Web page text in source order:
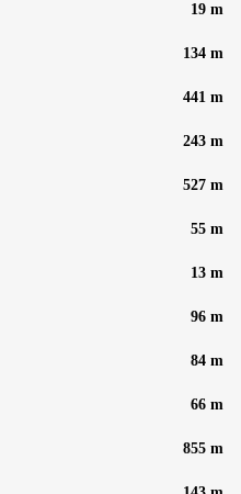
19 m
134 m
441 m
243 m
527 m
55 m
13 m
96 m
84 m
66 m
855 m